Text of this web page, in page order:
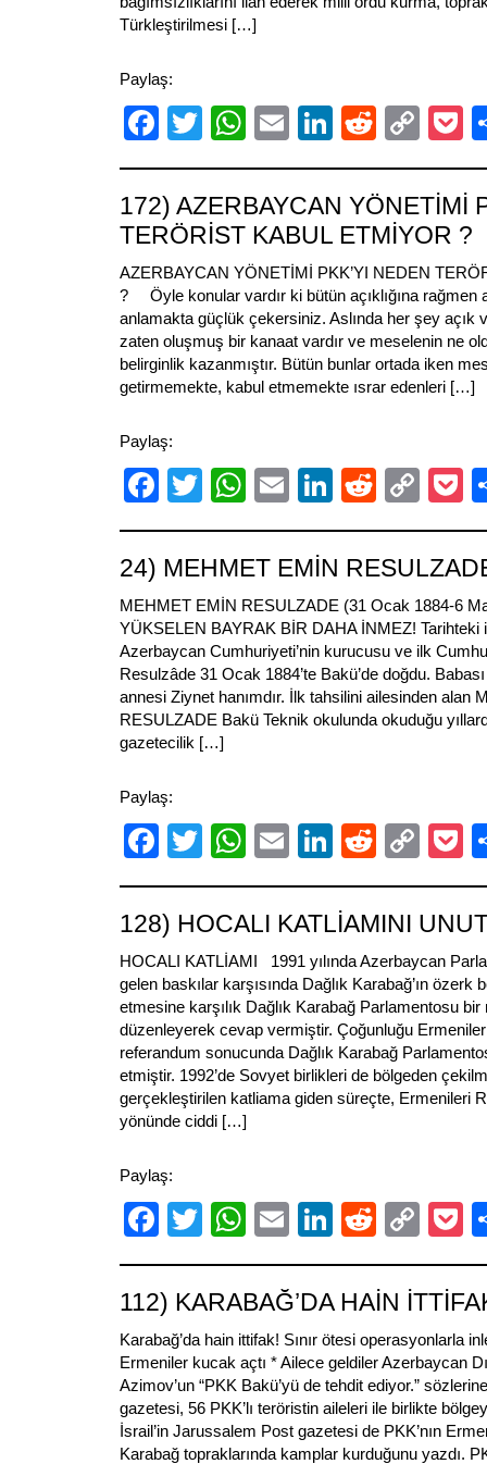
Türkleştirilmesi […]
Paylaş:
Facebook
TwitterWhatsApp
EmailLinkedIn
Reddit
Link
172) AZERBAYCAN YÖNETİMİ
TERÖRİST KABUL ETMİYOR ?
AZERBAYCAN YÖNETİMİ PKK’YI NEDEN
? Öyle konular vardır ki bütün açıklığına rağmen
anlamakta güçlük çekersiniz. Aslında her şey açık
zaten oluşmuş bir kanaat vardır ve meselenin ne
belirginlik kazanmıştır. Bütün bunlar ortada iken
getirmemekte, kabul etmemekte ısrar edenleri […]
Paylaş:
Facebook
TwitterWhatsApp
EmailLinkedIn
Reddit
Link
24) MEHMET EMİN
MEHMET EMİN RESULZADE (31 Ocak 1884-6
YÜKSELEN BAYRAK BİR DAHA İNMEZ! Tarihteki
Azerbaycan Cumhuriyeti’nin kurucusu ve ilk
Resulzâde 31 Ocak 1884’te Bakü’de doğdu.
annesi Ziynet hanımdır. İlk tahsilini ailesinden alan
RESULZADE Bakü Teknik okulunda okuduğu
gazetecilik […]
Paylaş:
Facebook
TwitterWhatsApp
EmailLinkedIn
Reddit
Link
128) HOCALI KATLİAMINI
HOCALI KATLİAMI 1991 yılında Azerbaycan
gelen baskılar karşısında Dağlık Karabağ’ın özerk
etmesine karşılık Dağlık Karabağ Parlamentosu
düzenleyerek cevap vermiştir. Çoğunluğu
referandum sonucunda Dağlık Karabağ
etmiştir. 1992’de Sovyet birlikleri de bölgeden
gerçekleştirilen katliama giden süreçte, Ermenileri
yönünde ciddi […]
Paylaş:
Facebook
TwitterWhatsApp
EmailLinkedIn
Reddit
Link
112) KARABAĞ’DA HAİN
Karabağ’da hain ittifak! Sınır ötesi operasyonlarla
Ermeniler kucak açtı * Ailece geldiler Azerbaycan
Azimov’un “PKK Bakü’yü de tehdit ediyor.”
gazetesi, 56 PKK’lı teröristin aileleri ile birlikte
İsrail’in Jarussalem Post gazetesi de PKK’nın
Karabağ topraklarında kamplar kurduğunu yazdı.